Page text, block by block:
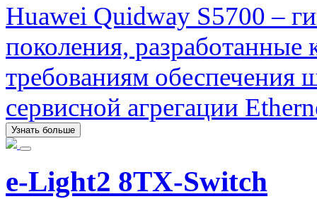
Huawei Quidway S5700 –
поколения,
требованиям обеспечения
сервисной агрегации
Узнать больше
e-Light2 8TX-Switch